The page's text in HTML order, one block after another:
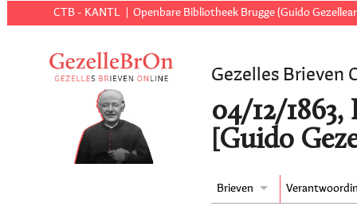
CTB - KANTL Openbare Bibliotheek Brugge (Guido
Gezelles Brieven
04/12/
[Guido
Brieven